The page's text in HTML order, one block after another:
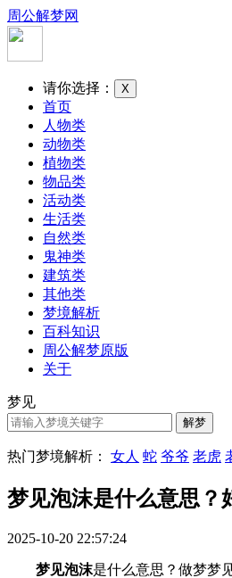
周公解梦网
请你选择： X
首页
人物类
动物类
植物类
物品类
活动类
生活类
自然类
鬼神类
建筑类
其他类
梦境解析
百科知识
周公解梦原版
关于
梦见
热门梦境解析： 女人 蛇 爷爷 老虎
梦见泡沫是什么意思？
2025-10-20 22:57:24
梦见泡沫是什么意思？做梦梦